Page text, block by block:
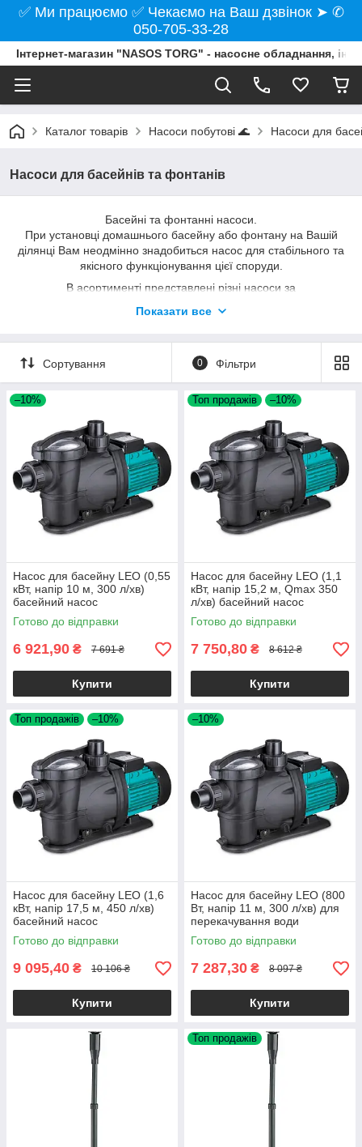
✅ Ми працюємо ✅ Чекаємо на Ваш дзвінок ➤ ✆
050-705-33-28
Інтернет-магазин "NASOS TORG" - насосне обладнання,
Каталог товарів Насоси побутові 🌊 Насоси для
Насоси для басейнів та фонтанів
Басейні та фонтанні насоси.
При установці домашнього басейну або фонтану на Вашій
ділянці Вам неодмінно знадобиться насос для стабільного та
якісного функціонування цієї споруди.
В асортименті представлені різні насоси за
способів застосування, ціні.
Показати все
Сортування 0 Фільтри
–10%
Насос для басейну LEO (0,55
кВт, напір 10 м, 300 л/хв)
басейний насос
Готово до відправки
6 921,90 ₴ 7 691 ₴
Купити
Топ продажів –10%
Насос для басейну LEO (1,1
кВт, напір 15,2 м, Qmax 350
л/хв) басейний насос
Готово до відправки
7 750,80 ₴ 8 612 ₴
Купити
Топ продажів –10%
Насос для басейну LEO (1,6
кВт, напір 17,5 м, 450 л/хв)
басейний насос
Готово до відправки
9 095,40 ₴ 10 106 ₴
Купити
–10%
Насос для басейну LEO (800
Вт, напір 11 м, 300 л/хв) для
перекачування води
Готово до відправки
7 287,30 ₴ 8 097 ₴
Купити
Топ продажів